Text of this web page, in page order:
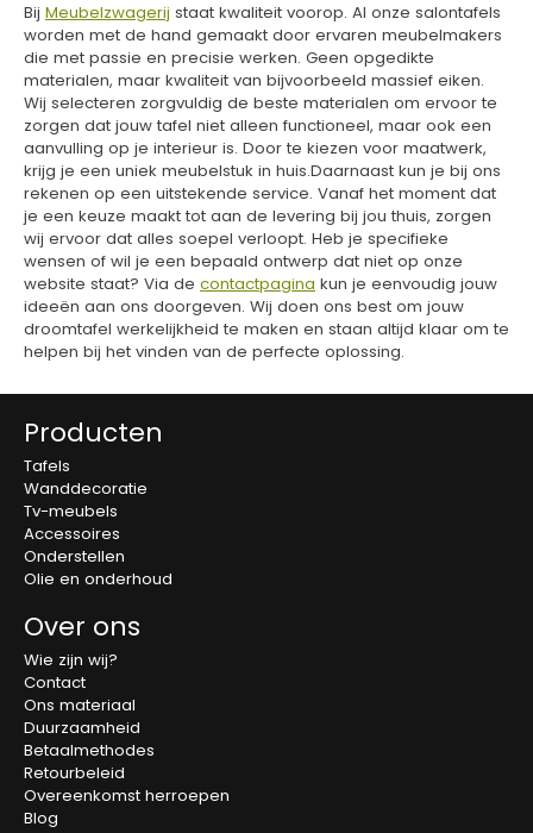
Bij Meubelzwagerij staat kwaliteit voorop. Al onze salontafels
worden met de hand gemaakt door ervaren meubelmakers
die met passie en precisie werken. Geen opgedikte
materialen, maar kwaliteit van bijvoorbeeld massief eiken.
Wij selecteren zorgvuldig de beste materialen om ervoor te
zorgen dat jouw tafel niet alleen functioneel, maar ook een
aanvulling op je interieur is. Door te kiezen voor maatwerk,
krijg je een uniek meubelstuk in huis.Daarnaast kun je bij ons
rekenen op een uitstekende service. Vanaf het moment dat
je een keuze maakt tot aan de levering bij jou thuis, zorgen
wij ervoor dat alles soepel verloopt. Heb je specifieke
wensen of wil je een bepaald ontwerp dat niet op onze
website staat? Via de contactpagina kun je eenvoudig jouw
ideeën aan ons doorgeven. Wij doen ons best om jouw
droomtafel werkelijkheid te maken en staan altijd klaar om te
helpen bij het vinden van de perfecte oplossing.
Producten
Tafels
Wanddecoratie
Tv-meubels
Accessoires
Onderstellen
Olie en onderhoud
Over ons
Wie zijn wij?
Contact
Ons materiaal
Duurzaamheid
Betaalmethodes
Retourbeleid
Overeenkomst herroepen
Blog